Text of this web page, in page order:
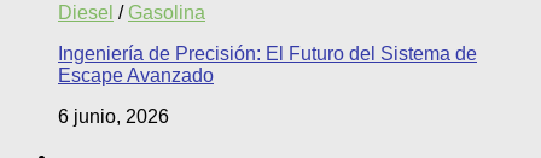
Diesel / Gasolina
Ingeniería de Precisión: El Futuro del Sistema de
Escape Avanzado
6 junio, 2026